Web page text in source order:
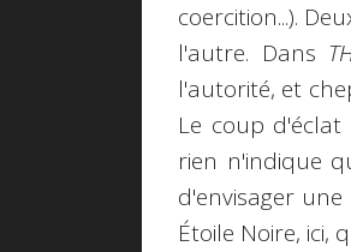
coercition...).
l'autre. Dans
l'autorité, et
Le coup
rien n'indique
d'envisager
Étoile Noire, ici,